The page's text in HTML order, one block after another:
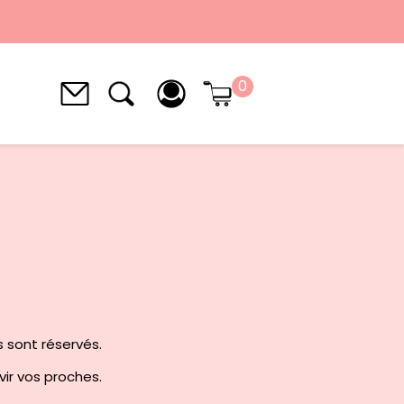
0
sont réservés.
vos proches.